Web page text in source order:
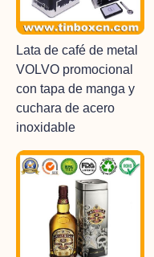
Lata de café de metal
VOLVO promocional
con tapa de manga y
cuchara de acero
inoxidable